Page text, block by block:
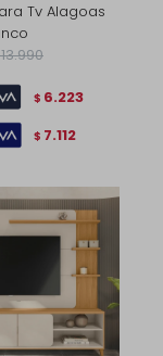
Tv Alagoas
13.990
$ 6.223
$ 7.112